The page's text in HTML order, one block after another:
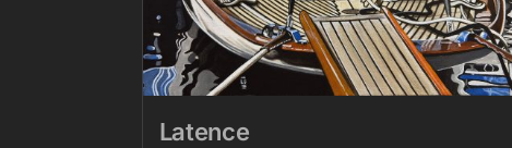
Latence